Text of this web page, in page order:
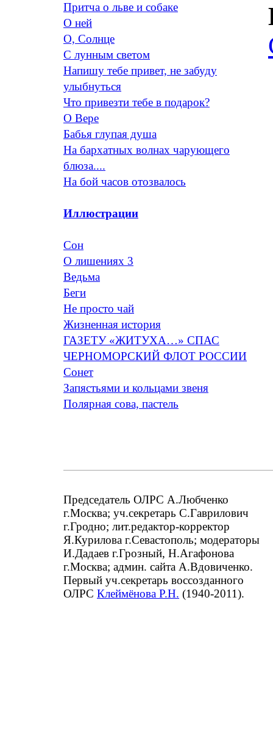
Притча о льве и собаке
О ней
О, Солнце
С лунным светом
Напишу тебе привет, не забуду
улыбнуться
Что привезти тебе в подарок?
О Вере
Бабья глупая душа
На бархатных волнах чарующего
блюза....
На бой часов отозвалось
Иллюстрации
Сон
О лишениях 3
Ведьма
Беги
Не просто чай
Жизненная история
ГАЗЕТУ «ЖИТУХА…» СПАС
ЧЕРНОМОРСКИЙ ФЛОТ РОССИИ
Сонет
Запястьями и кольцами звеня
Полярная сова, пастель
Председатель ОЛРС А.Любченко
г.Москва; уч.секретарь С.Гаврилович
г.Гродно; лит.редактор-корректор
Я.Курилова г.Севастополь; модераторы
И.Дадаев г.Грозный, Н.Агафонова
г.Москва; админ. сайта А.Вдовиченко.
Первый уч.секретарь воссозданного
ОЛРС Клеймёнова Р.Н. (1940-2011).